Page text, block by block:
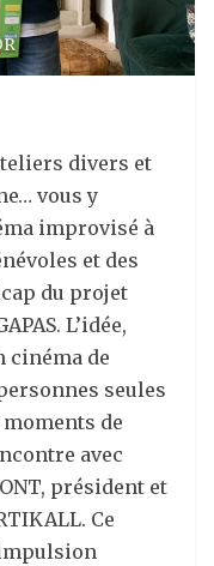
divers et
vous y
improvisé à
et des
du projet
L’idée,
cinéma de
seules
de
avec
président et
Ce